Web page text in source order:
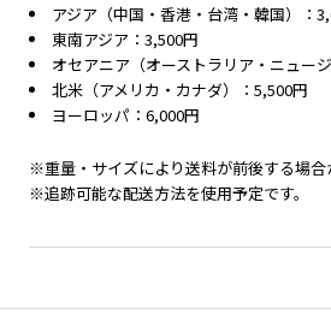
アジア（中国・香港・台湾・韓国）：
東南アジア：3,500円
オセアニア（オーストラリア・ニュー
北米（アメリカ・カナダ）：5,500円
ヨーロッパ：6,000円
※重量・サイズにより送料が前後する場合
※追跡可能な配送方法を使用予定です。